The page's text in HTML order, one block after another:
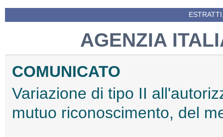
AGENZIA
COMUNICATO
Variazione di tipo II
mutuo riconoscimento, del